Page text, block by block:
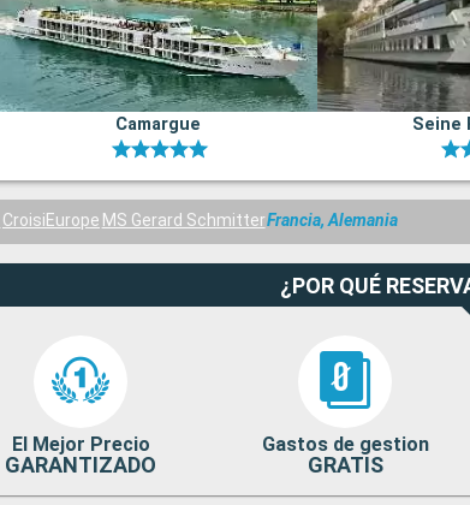
Camargue Seine
CroisiEurope MS Gerard SchmitterFrancia, Alemania
¿POR QUÉ
El Mejor Precio
GARANTIZADO
Gastos de gestion
GRATIS